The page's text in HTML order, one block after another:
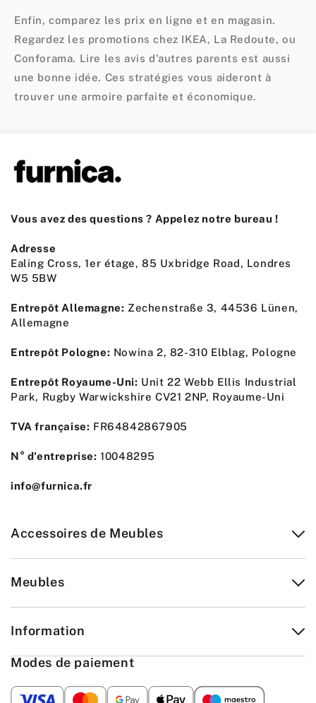
Enfin, comparez les prix en ligne et en magasin.
Regardez les promotions chez IKEA, La Redoute, ou
Conforama. Lire les avis d'autres parents est aussi
une bonne idée. Ces stratégies vous aideront à
trouver une armoire parfaite et économique.
Vous avez des questions ? Appelez notre bureau !
Adresse
Ealing Cross, 1er étage, 85 Uxbridge Road, Londres
W5 5BW
Entrepôt Allemagne: Zechenstraße 3, 44536 Lünen,
Allemagne
Entrepôt Pologne: Nowina 2, 82-310 Elblag, Pologne
Entrepôt Royaume-Uni: Unit 22 Webb Ellis Industrial
Park, Rugby Warwickshire CV21 2NP, Royaume-Uni
TVA française: FR64842867905
N° d'entreprise: 10048295
info@furnica.fr
Accessoires de Meubles
Meubles
Information
Modes de paiement